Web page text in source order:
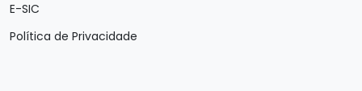
E-SIC
Política de Privacidade